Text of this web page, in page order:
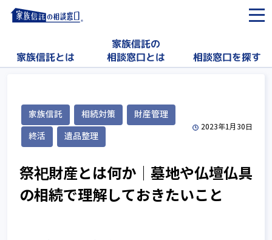
家族信託とは
家族信託の
相談窓口とは 相談窓口を探す
家族信託 相続対策
財産管理
終活
遺品整理
2023年1月30日
祭祀財産とは何か│墓地や仏壇仏具
の相続で理解しておきたいこと